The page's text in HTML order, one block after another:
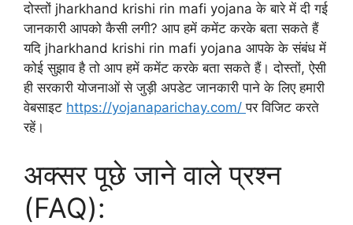
दोस्तों jharkhand krishi rin mafi yojana के बारे में दी गई
जानकारी आपको कैसी लगी? आप हमें कमेंट करके बता सकते हैं
यदि jharkhand krishi rin mafi yojana आपके के संबंध में
कोई सुझाव है तो आप हमें कमेंट करके बता सकते हैं। दोस्तों, ऐसी
ही सरकारी योजनाओं से जुड़ी अपडेट जानकारी पाने के लिए हमारी
वेबसाइट https://yojanaparichay.com/पर विजिट करते
रहें।
अक्सर पूछे जाने वाले प्रश्न
(FAQ):